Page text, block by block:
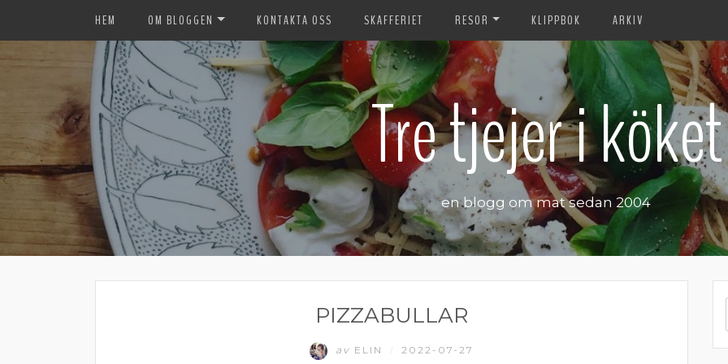
HEM OM BLOGGEN KONTAKTA OSS SKAFFERIET RESOR KLIPPBOK ARKIV
Tre tjejer i köket
en blogg om mat sedan 2004
PIZZABULLAR
av ELIN 2022-07-27